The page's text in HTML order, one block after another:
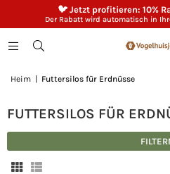
🐦 Jetzt profitieren: 10%
Der Rabatt wird automatisch in
Heim Futtersilos für Erdnüsse
FUTTERSILOS FÜR